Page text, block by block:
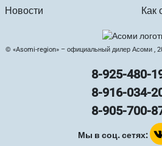
Новости
Как
© «Asomi-region» – официальный дилер Асоми ,
8-925-480-
8-916-034-
8-905-700-
Мы в соц. сетях: